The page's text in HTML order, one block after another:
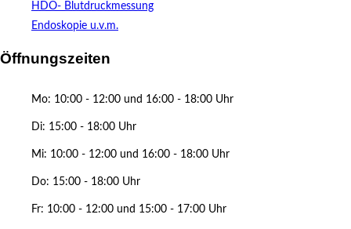
HDO- Blutdruckmessung
Endoskopie u.v.m.
Öffnungszeiten
Mo: 10:00 - 12:00 und 16:00 - 18:00 Uhr
Di: 15:00 - 18:00 Uhr
Mi: 10:00 - 12:00 und 16:00 - 18:00 Uhr
Do: 15:00 - 18:00 Uhr
Fr: 10:00 - 12:00 und 15:00 - 17:00 Uhr